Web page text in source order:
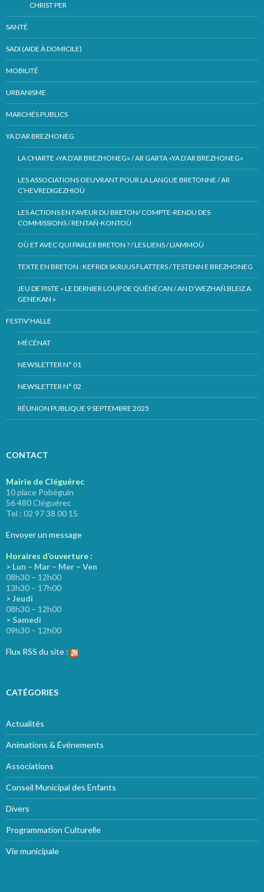
CHRIST PER
SANTÉ
SADI (AIDE À DOMICILE)
MOBILITÉ
URBANISME
MARCHÉS PUBLICS
YA D’AR BREZHONEG
LA CHARTE «YA D’AR BREZHONEG» / AR GARTA «YA D’AR BREZHONEG»
LES ASSOCIATIONS OEUVRANT POUR LA LANGUE BRETONNE / AR
C’HEVREDIGEZHIOÙ
LES ACTIONS EN FAVEUR DU BRETON/ COMPTE-RENDU DES
COMMISSIONS / RENTAÑ-KONTOÙ
OÙ ET AVEC QUI PARLER BRETON ? / LES LIENS / LIAMMOÙ
TEXTE EN BRETON : KEFRIDI SKRIJUS FLATTERS / TESTENN E BREZHONEG
JEU DE PISTE « LE DERNIER LOUP DE QUÉNÉCAN / AN D’WEZHAÑ BLEIZ A
GENEKAN »
FESTIV’HALLE
MÉCÉNAT
NEWSLETTER N° 01
NEWSLETTER N° 02
RÉUNION PUBLIQUE 9 SEPTEMBRE 2025
CONTACT
Mairie de Cléguérec
10 place Pobéguin
56 480 Cléguérec
Tel : 02 97 38 00 15
Envoyer un message
Horaires d’ouverture :
> Lun – Mar – Mer – Ven
08h30 – 12h00
13h30 – 17h00
> Jeudi
08h30 – 12h00
> Samedi
09h30 – 12h00
Flux RSS du site :
CATÉGORIES
Actualités
Animations & Événements
Associations
Conseil Municipal des Enfants
Divers
Programmation Culturelle
Vie municipale